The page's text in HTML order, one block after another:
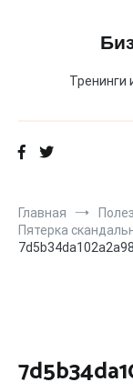
Тренинги
Главная
Пятерка